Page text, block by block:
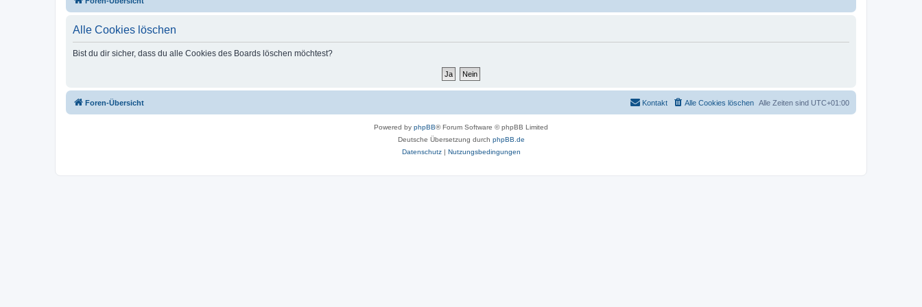
Alle Cookies löschen
Bist du dir sicher, dass du alle Cookies des Boards löschen möchtest?
Foren-Übersicht Alle Zeiten sind UTC+01:00
Alle Cookies löschen
Kontakt
Powered by phpBB® Forum Software © phpBB Limited
Deutsche Übersetzung durch phpBB.de
Datenschutz| Nutzungsbedingungen